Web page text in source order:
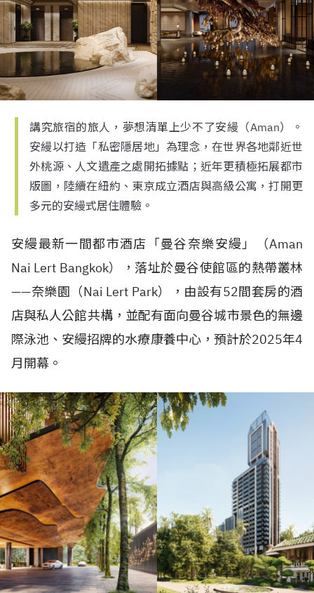
講究旅宿的旅人，夢想清單上少不了安縵（Aman）。
安縵以打造「私密隱居地」為理念，在世界各地鄰近世
外桃源、人文遺產之處開拓據點；近年更積極拓展都市
版圖，陸續在紐約、東京成立酒店與高級公寓，打開更
多元的安縵式居住體驗。
安縵最新一間都市酒店「曼谷奈樂安縵」（Aman
Nai Lert Bangkok），落址於曼谷使館區的熱帶叢林
——奈樂園（Nai Lert Park），由設有52間套房的酒
店與私人公館共構，並配有面向曼谷城市景色的無邊
際泳池、安縵招牌的水療康養中心，預計於2025年4
月開幕。